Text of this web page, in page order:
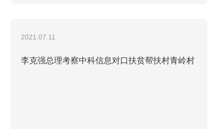
2021.07.11
李克强总理考察中科信息对口扶贫帮扶村青岭村